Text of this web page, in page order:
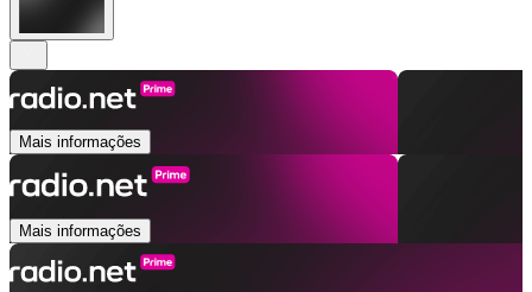
Mais informações
Mais informações